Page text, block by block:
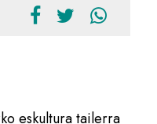
eskultura tailerra